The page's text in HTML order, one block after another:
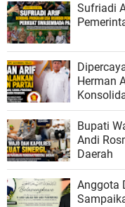
Sufriadi
Herman
Bupati
Andi
Daerah
Anggota